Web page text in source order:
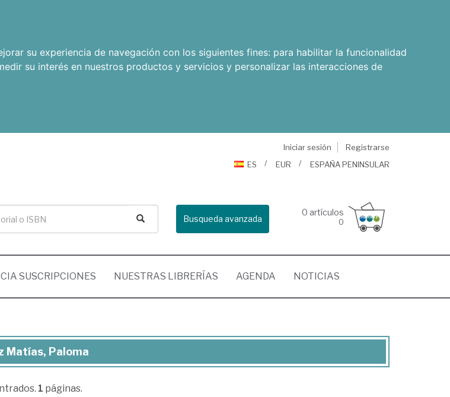
su experiencia de navegación con los siguientes fines: para habilitar la funcionalidad
su interés en nuestros productos y servicios y personalizar las interacciones de
Iniciar sesión
Registrarse
ES
EUR ESPAÑA PENINSULAR
Busqueda avanzada
0 artículos
0
SUSCRIPCIONES NUESTRAS LIBRERÍAS AGENDA NOTICIAS
Matías, Paloma
1 páginas.